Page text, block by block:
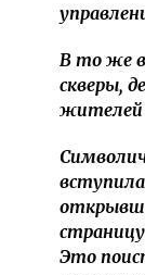
В то же
скверы,
жителей
Это